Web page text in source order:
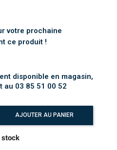
votre prochaine
ce produit !
disponible en magasin,
au 03 85 51 00 52
AJOUTER AU PANIER
stock